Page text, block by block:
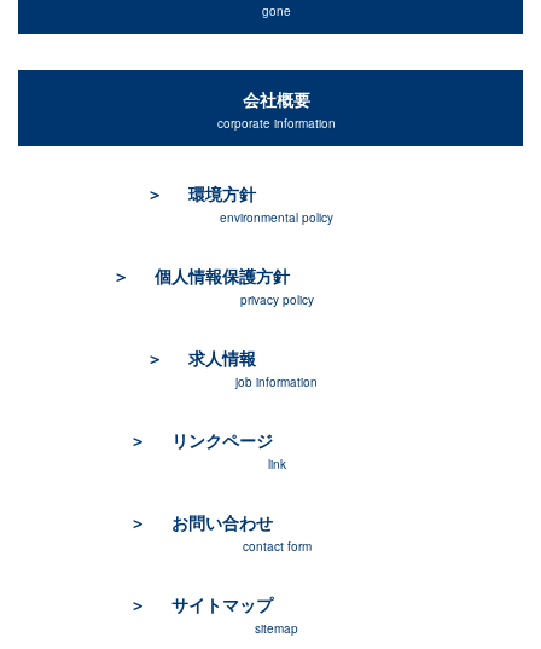
gone
会社概要
corporate information
環境方針
environmental policy
個人情報保護方針
privacy policy
求人情報
job information
リンクページ
link
お問い合わせ
contact form
サイトマップ
sitemap